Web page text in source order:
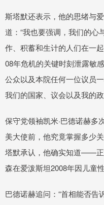
斯塔默还表示，他的思绪与
道：“我也要强调，我们的心
作、积蓄和生计的人们在一
08年危机的关键时刻泄露敏
公众以及本院任何一位议员
我们的国家、议会以及我的政
保守党领袖凯米·巴德诺赫多
美大使前，他究竟掌握多少
塔默承认，他确实知道——
森在爱泼斯坦2008年因儿童
巴德诺赫追问：“首相能否告